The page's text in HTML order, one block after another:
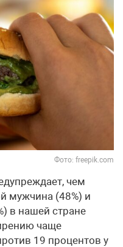
Фото: freepik.com
чем
мужчина (48%) и
в нашей стране
чаще
19 процентов у